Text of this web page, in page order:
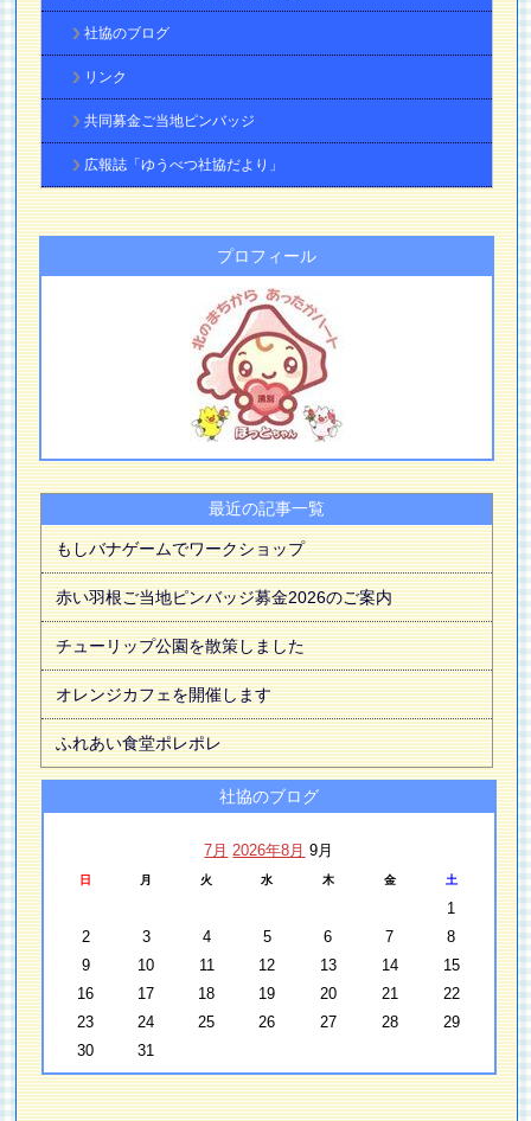
社協のブログ
リンク
共同募金ご当地ピンバッジ
広報誌「ゆうべつ社協だより」
プロフィール
最近の記事一覧
もしバナゲームでワークショップ
赤い羽根ご当地ピンバッジ募金2026のご案内
チューリップ公園を散策しました
オレンジカフェを開催します
ふれあい食堂ポレポレ
社協のブログ
7月 2026年8月 9月
日 月 火 水 木 金 土
1
2
3 4 5 6 7
8
9
10 11 12 13 14
15
16
17 18 19 20 21
22
23
24 25 26 27 28
29
30
31